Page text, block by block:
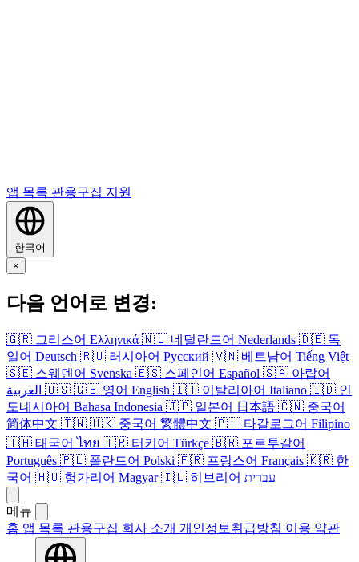
앱 목록 관용구집 지원
한국어
×
다음 언어로 변경:
🇬🇷 그리스어 Ελληνικά 🇳🇱 네덜란드어 Nederlands 🇩🇪 독
일어 Deutsch 🇷🇺 러시아어 Русский 🇻🇳 베트남어 Tiếng Việt
🇸🇪 스웨덴어 Svenska 🇪🇸 스페인어 Español 🇸🇦 아랍어
العربية 🇺🇸 🇬🇧 영어 English 🇮🇹 이탈리아어 Italiano 🇮🇩 인
도네시아어 Bahasa Indonesia 🇯🇵 일본어 日本語 🇨🇳 중국어
简体中文 🇹🇼 🇭🇰 중국어 繁體中文 🇵🇭 타갈로그어 Filipino
🇹🇭 태국어 ไทย 🇹🇷 터키어 Türkçe 🇧🇷 포르투갈어
Português 🇵🇱 폴란드어 Polski 🇫🇷 프랑스어 Français 🇰🇷 한
국어 🇭🇺 헝가리어 Magyar 🇮🇱 히브리어 עברית
메뉴
홈 앱 목록 관용구집 회사 소개 개인정보취급방침 이용 약관